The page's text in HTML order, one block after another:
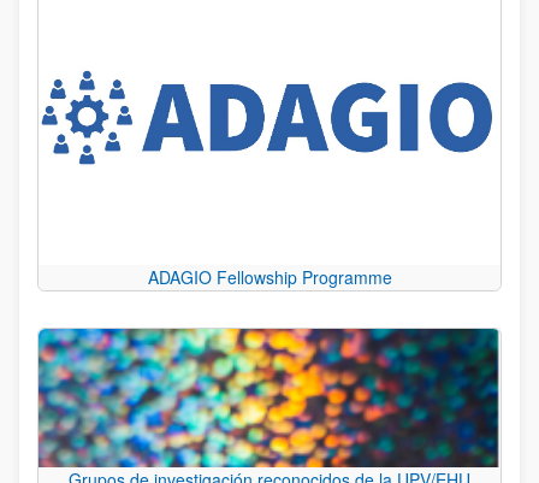
ADAGIO Fellowship Programme